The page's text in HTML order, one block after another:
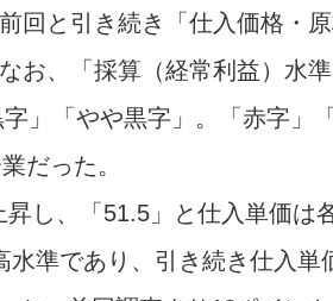
回と引き続き「仕入価格・
お、「採算（経常利益）水準
」「やや黒字」。「赤字」
だった。
し、「51.5」と仕入単価は
準であり、引き続き仕入単